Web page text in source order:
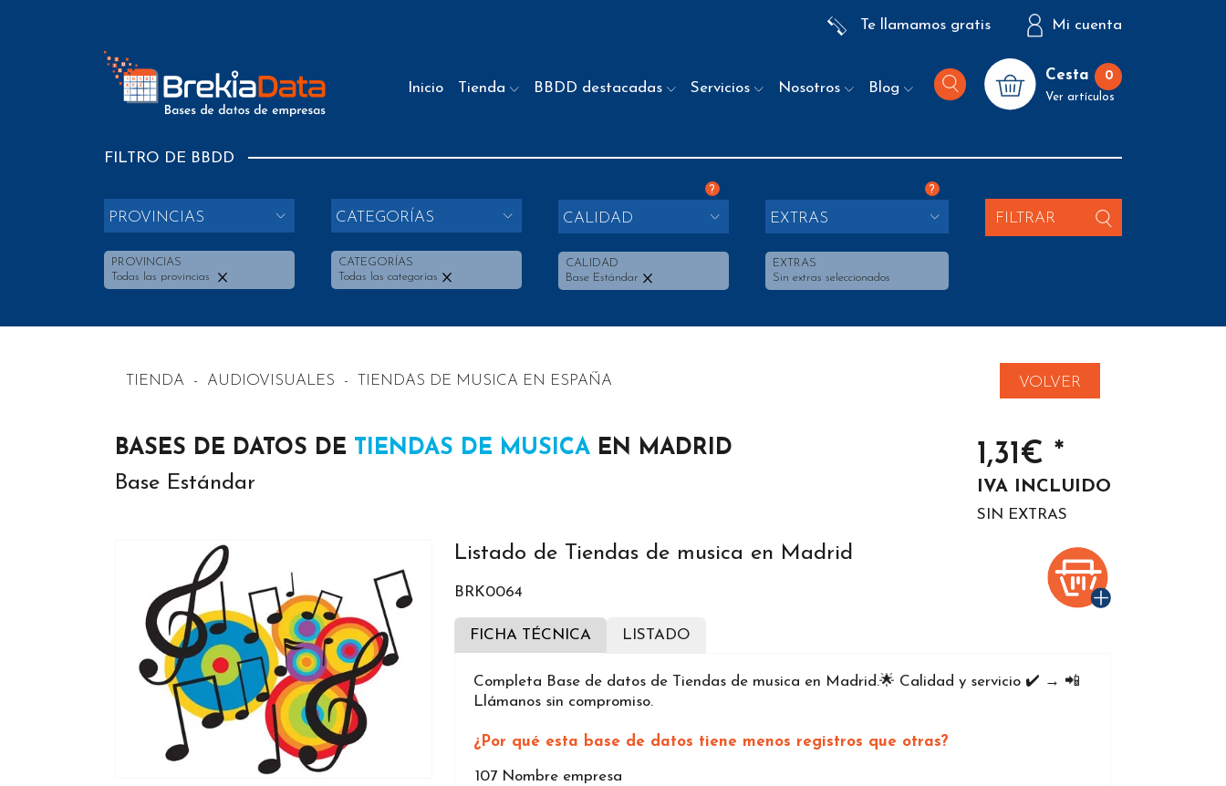
Te llamamos gratis Mi cuenta
Inicio Tienda BBDD destacadas Servicios Nosotros Blog
Cesta 0
Ver artículos
FILTRO DE BBDD
PROVINCIAS
PROVINCIAS
Todas las provincias
CATEGORÍAS
CATEGORÍAS
Todas las categorías
?
CALIDAD
CALIDAD
Base Estándar
?
EXTRAS
EXTRAS
Sin extras seleccionados
FILTRAR
TIENDA - AUDIOVISUALES - TIENDAS DE MUSICA EN ESPAÑA VOLVER
BASES DE DATOS DE TIENDAS DE MUSICA EN MADRID
Base Estándar
1,31€ *
IVA INCLUIDO
SIN EXTRAS
Listado de Tiendas de musica en Madrid
BRK0064
FICHA TÉCNICA LISTADO
Completa Base de datos de Tiendas de musica en Madrid.🌟 Calidad y servicio ✔️ → 📲
Llámanos sin compromiso.
¿Por qué esta base de datos tiene menos registros que otras?
107 Nombre empresa